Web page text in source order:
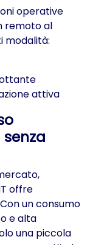
operative
remoto al
modalità:
attiva
offre
un consumo
e alta
una piccola